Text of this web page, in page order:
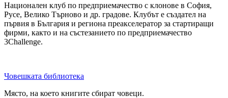
Национален клуб по предприемачество с клонове в София,
Русе, Велико Търново и др. градове. Клубът е създател на
първия в България и региона преакселератор за стартиращи
фирми, както и на състезанието по предприемачество
3Challenge.
Човешката библиотека
Място, на което книгите сбират човеци.